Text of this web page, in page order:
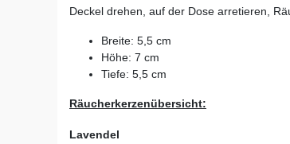
Deckel drehen, auf der Dose arretieren,
Breite: 5,5 cm
Höhe: 7 cm
Tiefe: 5,5 cm
Räucherkerzenübersicht:
Lavendel